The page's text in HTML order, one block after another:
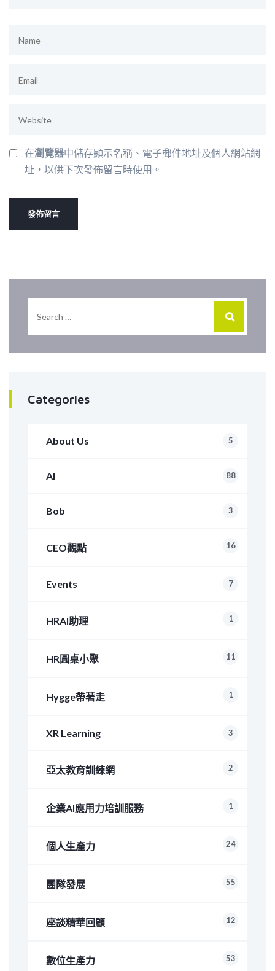
在瀏覽器中儲存顯示名稱、電子郵件地址及個人網站網
址，以供下次發佈留言時使用。
Categories
About Us 5
AI 88
Bob 3
CEO觀點 16
Events 7
HRAI助理 1
HR圓桌小聚 11
Hygge帶著走 1
XR Learning 3
亞太教育訓練網 2
企業AI應用力培訓服務 1
個人生產力 24
團隊發展 55
座談精華回顧 12
數位生產力 53